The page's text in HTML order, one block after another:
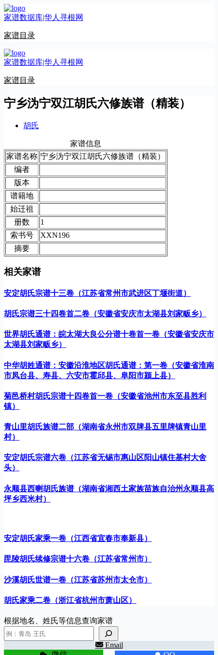
跳
至
容
家谱数据库|华人寻根网
家谱目录
家谱数据库|华人寻根网
家谱目录
宁乡沩宁双江胡氏六修族谱（精装）
胡氏
家谱信息
家谱名称 宁乡沩宁双江胡氏六修族谱（精装）
编者
版本
谱籍地
始迁祖
册数
1
索书号
XXN196
摘要
相关家谱
安定胡氏宗谱十三卷（江苏省常州市武进区丁堰街道）
胡氏宗谱三十四卷首二卷（安徽省安庆市太湖县刘家畈乡）
世界胡氏通谱：皖太湖大良公分谱十卷首一卷（安徽省安庆市
太湖县刘家畈乡）
中华胡姓通谱：安徽沿淮地区胡氏通谱：第一卷（安徽省淮南
市凤台县、寿县、六安市霍邱县、阜阳市颍上县）
菊邑桥村胡氏宗谱十四卷首一卷（安徽省池州市东至县胜利
镇）
青山里胡氏族谱二部（湖南省永州市双牌县五里牌镇青山里
村）
安定胡氏宗谱六卷（江苏省无锡市惠山区阳山镇住基村大舍
头）
永顺县西喇胡氏族谱（湖南省湘西土家族苗族自治州永顺县高
坪乡西米村）
安定胡氏家乘一卷（江西省宜春市奉新县）
毘陵胡氏续修宗谱十六卷（江苏省常州市）
沙溪胡氏世谱一卷（江苏省苏州市太仓市）
胡氏家乘二卷（浙江省杭州市萧山区）
根据地名、姓氏等信息查询家谱
Email